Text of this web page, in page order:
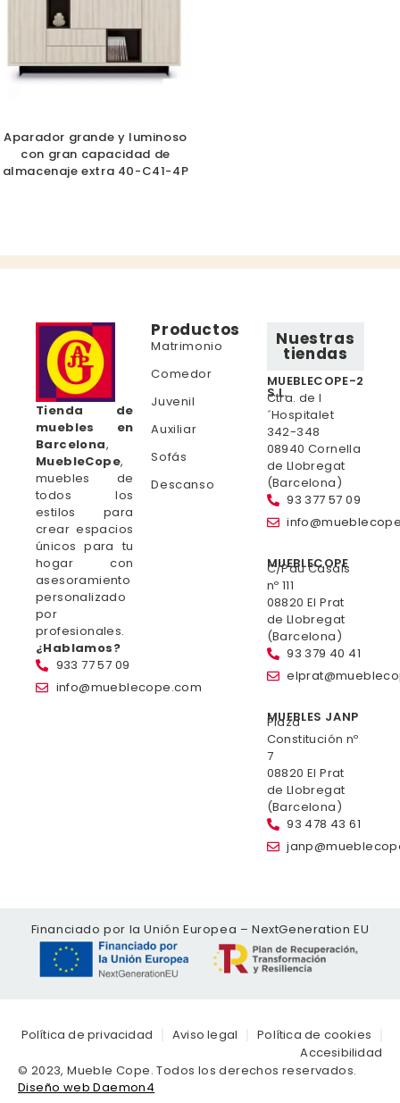
Aparador grande y luminoso
con gran capacidad de
almacenaje extra 40-C41-4P
Tienda de
muebles en
Barcelona,
MuebleCope,
muebles de
todos los
estilos para
crear espacios
únicos para tu
hogar con
asesoramiento
personalizado
por
profesionales.
¿Hablamos?
933 77 57 09
info@mueblecope.com
Productos
Matrimonio
Comedor
Juvenil
Auxiliar
Sofás
Descanso
Nuestras
tiendas
MUEBLECOPE-2
S.L.
Ctra. de l
´Hospitalet
342-348
08940 Cornella
de Llobregat
(Barcelona)
93 377 57 09
MUEBLECOPE
C/Pau Casals
nº 111
08820 El Prat
de Llobregat
(Barcelona)
93 379 40 41
MUEBLES JANP
Plaza
Constitución nº
7
08820 El Prat
de Llobregat
(Barcelona)
93 478 43 61
Financiado por la Unión Europea – NextGeneration EU
© 2023, Mueble Cope. Todos los derechos reservados.
Diseño web Daemon4
Política de privacidad Aviso legal
Política de cookies
Accesibilidad